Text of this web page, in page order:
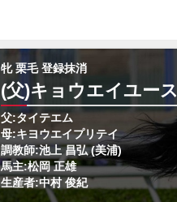
牝 栗毛 登録抹消
(父)キョウエイユース
父:タイテエム
母:キヨウエイプリテイ
調教師:池上 昌弘 (美浦)
馬主:松岡 正雄
生産者:中村 俊紀